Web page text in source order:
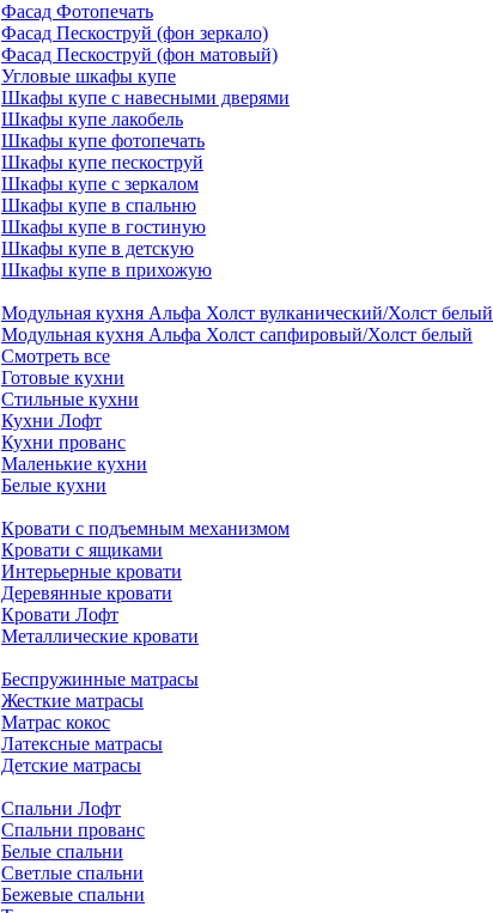
Фасад Фотопечать
Фасад Пескоструй (фон зеркало)
Фасад Пескоструй (фон матовый)
Угловые шкафы купе
Шкафы купе с навесными дверями
Шкафы купе лакобель
Шкафы купе фотопечать
Шкафы купе пескоструй
Шкафы купе с зеркалом
Шкафы купе в спальню
Шкафы купе в гостиную
Шкафы купе в детскую
Шкафы купе в прихожую
Модульная кухня Альфа Холст вулканический/Холст белый
Модульная кухня Альфа Холст сапфировый/Холст белый
Смотреть все
Готовые кухни
Стильные кухни
Кухни Лофт
Кухни прованс
Маленькие кухни
Белые кухни
Кровати с подъемным механизмом
Кровати с ящиками
Интерьерные кровати
Деревянные кровати
Кровати Лофт
Металлические кровати
Беспружинные матрасы
Жесткие матрасы
Матрас кокос
Латексные матрасы
Детские матрасы
Спальни Лофт
Спальни прованс
Белые спальни
Светлые спальни
Бежевые спальни